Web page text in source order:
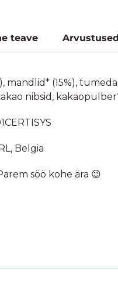
teave
mandlid* (15%),
nibsid,
Belgia
söö kohe ära 😉